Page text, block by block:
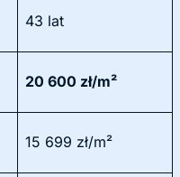
43 lat
20 600 zł/m²
15 699 zł/m²